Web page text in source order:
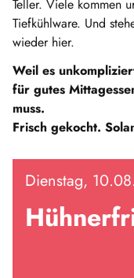
Teller. Viele kommen
Tiefkühlware. Und
wieder hier.
Weil es
für gutes
muss.
Frisch gekocht.
Dienstag,